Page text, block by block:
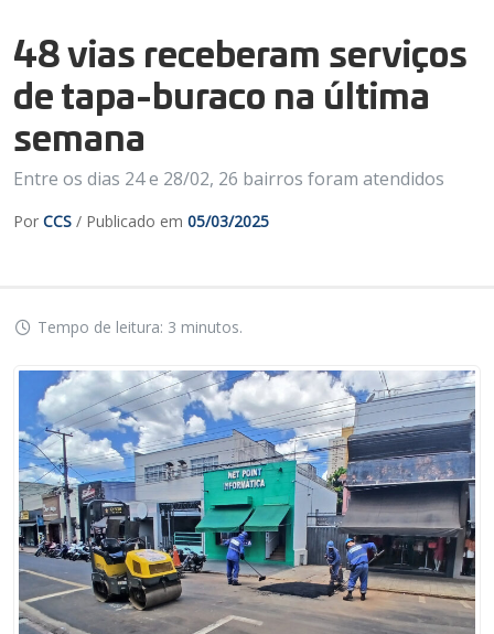
48 vias receberam serviços
de tapa-buraco na última
semana
Entre os dias 24 e 28/02, 26 bairros foram atendidos
Por CCS / Publicado em 05/03/2025
Tempo de leitura: 3 minutos.